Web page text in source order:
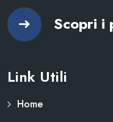
Scopri i
Link Utili
Home